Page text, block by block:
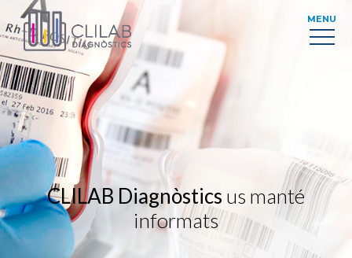
MENU
CLILAB Diagnòstics us manté
informats